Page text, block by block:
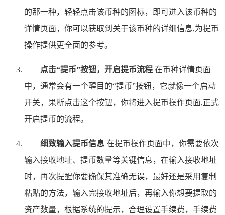
的那一种，轻轻点击该币种的图标，即可进入该币种的
详情页面，你可以获取到关于该币种的详细信息,为提币
操作提供更全面的参考。
点击“提币”按钮，开启提币流程 在币种详情页面
中，通常会有一个醒目的“提币”按钮，它就像一个启动
开关，果断点击这个按钮，你将进入提币操作页面,正式
开启提币的流程。
细致输入提币信息 在提币操作页面中，你需要依次
输入接收地址、提币数量等关键信息，在输入接收地址
时，再次提醒你要确保其准确无误，最好还是采用复制
粘贴的方法，输入完接收地址后，再输入你想要提取的
资产数量，根据系统的提示，合理设置手续费，手续费